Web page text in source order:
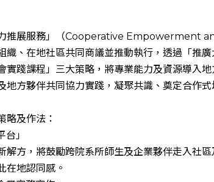
推展服務」（Cooperative Empowerment
織、在地社區共同商議並推動執行，透過「推
實踐課程」三大策略，將專業能力及資源導入
地方夥伴共同協力實踐，凝聚共識、奠定合作
略及作法：
」
解方，將鼓勵跨院系所師生及企業夥伴走入社
在地認同感。